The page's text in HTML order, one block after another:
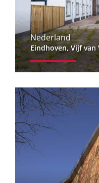
Nederland
Eindhoven, Vijf van